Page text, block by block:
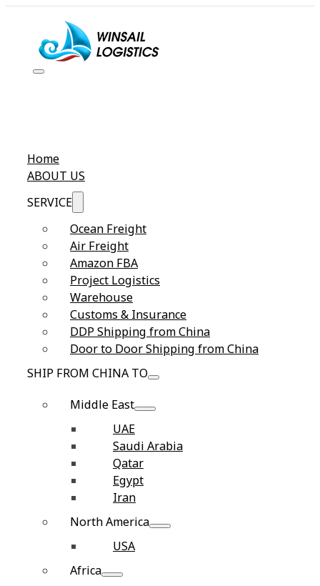
Home
ABOUT US
SERVICE
Ocean Freight
Air Freight
Amazon FBA
Project Logistics
Warehouse
Customs & Insurance
DDP Shipping from China
Door to Door Shipping from China
SHIP FROM CHINA TO
Middle East
UAE
Saudi Arabia
Qatar
Egypt
Iran
North America
USA
Africa